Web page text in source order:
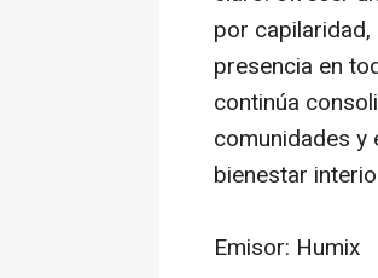
por
presencia en
continúa
comunidades y
bienestar
Emisor: Humix